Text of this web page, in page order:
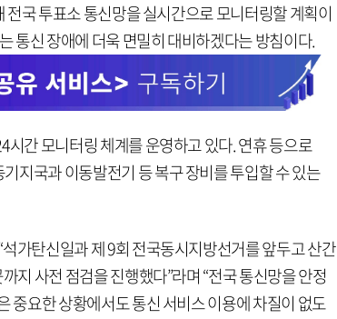
국 투표소 통신망을 실시간으로 모니터링할 계획이
통신 장애에 더욱 면밀히 대비하겠다는 방침이다.
간 모니터링 체계를 운영하고 있다. 연휴 등으로
지국과 이동발전기 등 복구 장비를 투입할 수 있는
가탄신일과 제 9회 전국동시지방선거를 앞두고 산간
지 사전 점검을 진행했다”라며 “전국 통신망을 안정
중요한 상황에서도 통신 서비스 이용에 차질이 없도